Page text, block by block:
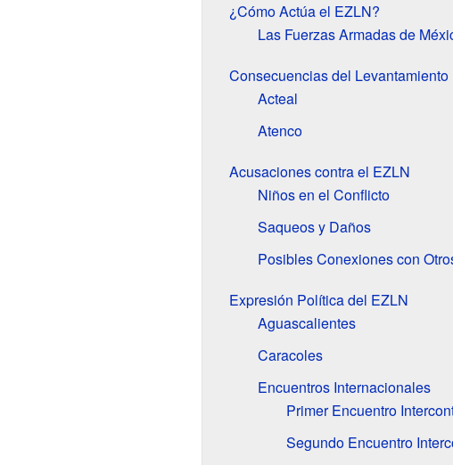
¿Cómo Actúa el EZLN?
Las Fuerzas Armadas de
Consecuencias del Levantamiento
Acteal
Atenco
Acusaciones contra el EZLN
Niños en el Conflicto
Saqueos y Daños
Posibles Conexiones con
Expresión Política del EZLN
Aguascalientes
Caracoles
Encuentros Internacionales
Primer Encuentro
Segundo Encuentro